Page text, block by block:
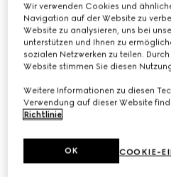
E-
Ein Kundenberater
Wir verwenden Cookies und
Navigation auf der Website zu
Website zu analysieren, uns bei
unterstützen und Ihnen zu
sozialen Netzwerken zu teilen.
Website stimmen Sie diesen
Weitere Informationen zu diesen
Verwendung auf dieser Website
Richtlinie.
COOKIE-
OK